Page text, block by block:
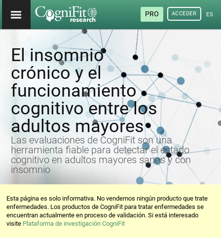
PRO ACCEDER
El insomnio
crónico y el
funcionamiento
cognitivo entre los
adultos mayores
Las evaluaciones de CogniFit son una
herramienta fiable para detectar el estado
cognitivo en adultos mayores sanos y con
insomnio
Esta página es solo informativa. No vendemos ningún producto que trate
enfermedades. Los productos de CogniFit para tratar enfermedades se
encuentran actualmente en proceso de validación. Si está interesado
visite Plataforma de investigación CogniFit